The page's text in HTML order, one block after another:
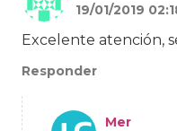
19/01/2019
Excelente atención,
Responder
Mer